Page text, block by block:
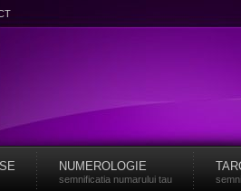
NUMEROLOGIE
semnificatia numarului tau